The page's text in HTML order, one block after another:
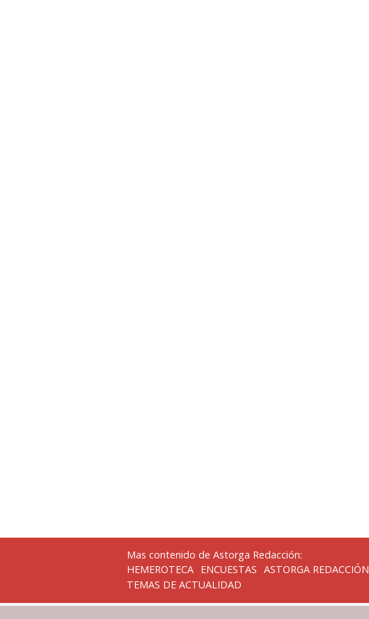
Mas contenido de Astorga Redacción:
HEMEROTECA ENCUESTAS ASTORGA REDACCIÓN
TEMAS DE ACTUALIDAD